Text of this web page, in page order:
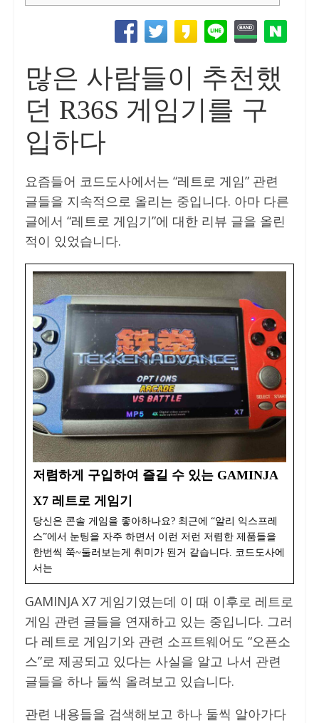
많은 사람들이 추천했
던 R36S 게임기를 구
입하다
요즘들어 코드도사에서는 “레트로 게임” 관련
글들을 지속적으로 올리는 중입니다. 아마 다른
글에서 “레트로 게임기”에 대한 리뷰 글을 올린
적이 있었습니다.
저렴하게 구입하여 즐길 수 있는 GAMINJA
X7 레트로 게임기
당신은 콘솔 게임을 좋아하나요? 최근에 “알리 익스프레
스”에서 눈팅을 자주 하면서 이런 저런 저렴한 제품들을
한번씩 쭉~둘러보는게 취미가 된거 같습니다. 코드도사에
서는
GAMINJA X7 게임기였는데 이 때 이후로 레트로
게임 관련 글들을 연재하고 있는 중입니다. 그러
다 레트로 게임기와 관련 소프트웨어도 “오픈소
스”로 제공되고 있다는 사실을 알고 나서 관련
글들을 하나 둘씩 올려보고 있습니다.
관련 내용들을 검색해보고 하나 둘씩 알아가다